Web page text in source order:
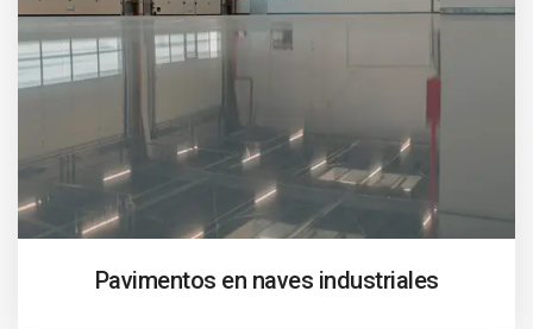
Pavimentos en naves industriales